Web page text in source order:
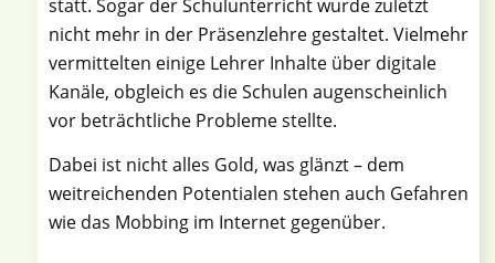
statt. Sogar der Schulunterricht wurde zuletzt
nicht mehr in der Präsenzlehre gestaltet. Vielmehr
vermittelten einige Lehrer Inhalte über digitale
Kanäle, obgleich es die Schulen augenscheinlich
vor beträchtliche Probleme stellte.
Dabei ist nicht alles Gold, was glänzt – dem
weitreichenden Potentialen stehen auch Gefahren
wie das Mobbing im Internet gegenüber.